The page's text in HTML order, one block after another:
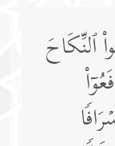
ٱلنِّكَاحَ